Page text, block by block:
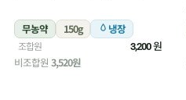
무농약 150g 냉장
조합원 3,200원
비조합원 3,520원